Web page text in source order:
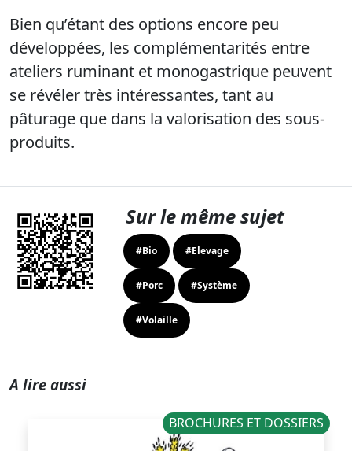
Bien qu’étant des options encore peu
développées, les complémentarités entre
ateliers ruminant et monogastrique peuvent
se révéler très intéressantes, tant au
pâturage que dans la valorisation des sous-
produits.
Sur le même sujet
#Bio #Elevage
#Porc #Système
#Volaille
A lire aussi
BROCHURES ET DOSSIERS